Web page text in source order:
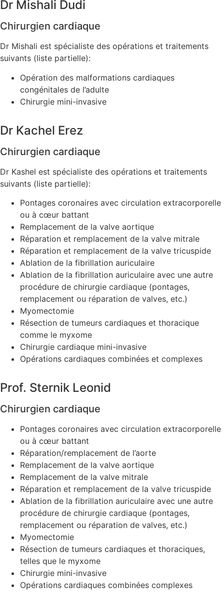
Dr Mishali Dudi
Chirurgien cardiaque
Dr Mishali est spécialiste des opérations et traitements
suivants (liste partielle):
Opération des malformations cardiaques
congénitales de l’adulte
Chirurgie mini-invasive
Dr Kachel Erez
Chirurgien cardiaque
Dr Kashel est spécialiste des opérations et traitements
suivants (liste partielle):
Pontages coronaires avec circulation
ou à cœur battant
Remplacement de la valve aortique
Réparation et remplacement de la valve mitrale
Réparation et remplacement de la valve tricuspide
Ablation de la fibrillation auriculaire
Ablation de la fibrillation auriculaire avec une autre
procédure de chirurgie cardiaque (pontages,
remplacement ou réparation de valves, etc.)
Myomectomie
Résection de tumeurs cardiaques et thoracique
comme le myxome
Chirurgie cardiaque mini-invasive
Opérations cardiaques combinées et complexes
Prof. Sternik Leonid
Chirurgien cardiaque
Pontages coronaires avec circulation
ou à cœur battant
Réparation/remplacement de l’aorte
Remplacement de la valve aortique
Remplacement de la valve mitrale
Réparation et remplacement de la valve tricuspide
Ablation de la fibrillation auriculaire avec une autre
procédure de chirurgie cardiaque (pontages,
remplacement ou réparation de valves, etc.)
Myomectomie
Résection de tumeurs cardiaques et thoraciques,
telles que le myxome
Chirurgie mini-invasive
Opérations cardiaques combinées complexes